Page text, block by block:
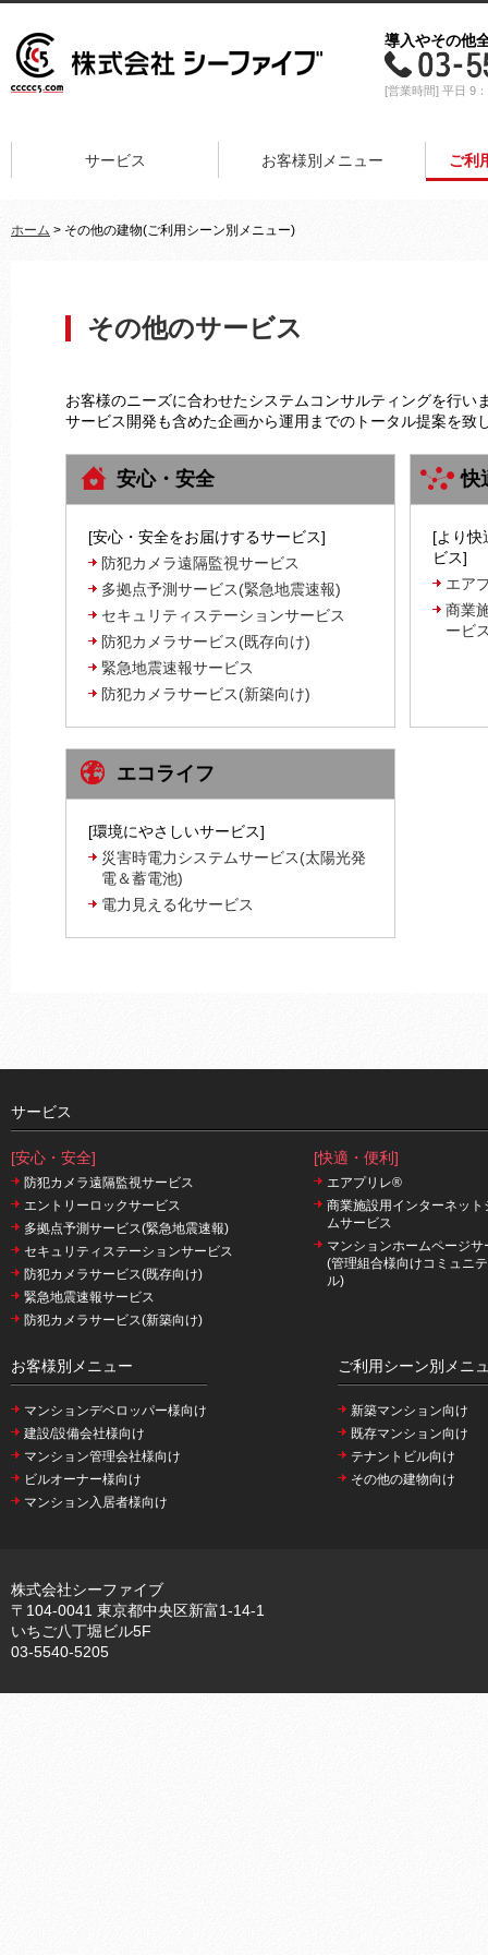
導入やその他
[営業時間] 平日 9
サービス お客様別メニュー ご利
ホーム > その他の建物(ご利用シーン別メニュー)
その他のサービス
お客様のニーズに合わせたシステムコンサルティングを行い
サービス開発も含めた企画から運用までのトータル提案を致
安心・安全 快
[安心・安全をお届けするサービス]
防犯カメラ遠隔監視サービス
多拠点予測サービス(緊急地震速報)
セキュリティステーションサービス
防犯カメラサービス(既存向け)
緊急地震速報サービス
防犯カメラサービス(新築向け)
[より快
ビス]
エア
商業
ービ
エコライフ
[環境にやさしいサービス]
災害時電力システムサービス(太陽光発
電＆蓄電池)
電力見える化サービス
サービス
[安心・安全]
防犯カメラ遠隔監視サービス
エントリーロックサービス
多拠点予測サービス(緊急地震速報)
セキュリティステーションサービス
防犯カメラサービス(既存向け)
緊急地震速報サービス
防犯カメラサービス(新築向け)
[快適・便利]
エアプリレ®
商業施設用インターネット
ムサービス
マンションホームページサ
(管理組合様向けコミュニ
ル)
お客様別メニュー
マンションデベロッパー様向け
建設/設備会社様向け
マンション管理会社様向け
ビルオーナー様向け
マンション入居者様向け
ご利用シーン別メニ
新築マンション向け
既存マンション向け
テナントビル向け
その他の建物向け
株式会社シーファイブ
〒104-0041 東京都中央区新富1-14-1
いちご八丁堀ビル5F
03-5540-5205